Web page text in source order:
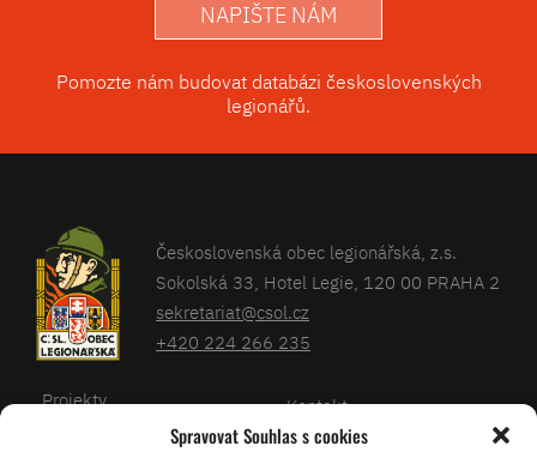
Spravovat Souhlas s cookies
NAPIŠTE NÁM
Pomozte nám budovat databázi československých
legionářů.
Československá obec legionářská, z.s.
Sokolská 33, Hotel Legie, 120 00 PRAHA 2
sekretariat@csol.cz
+420 224 266 235
Projekty
Kontakt
Databáze legionářů